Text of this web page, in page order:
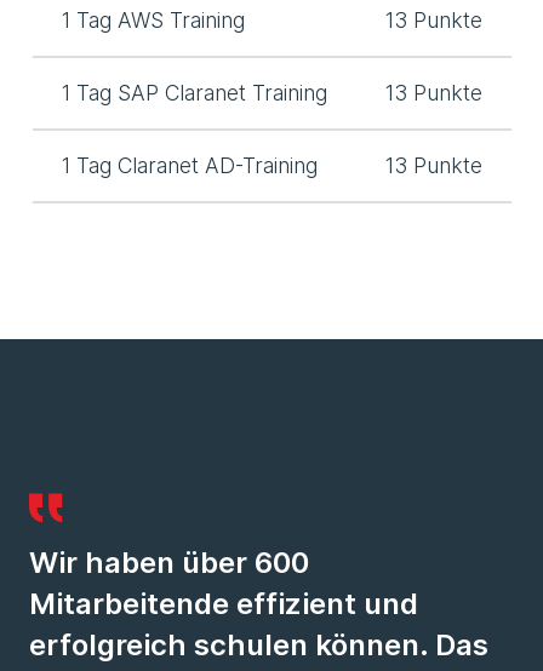
1 Tag AWS Training 13 Punkte
1 Tag SAP Claranet Training 13 Punkte
1 Tag Claranet AD-Training 13 Punkte
Wir haben über 600
Mitarbeitende effizient und
erfolgreich schulen können. Das